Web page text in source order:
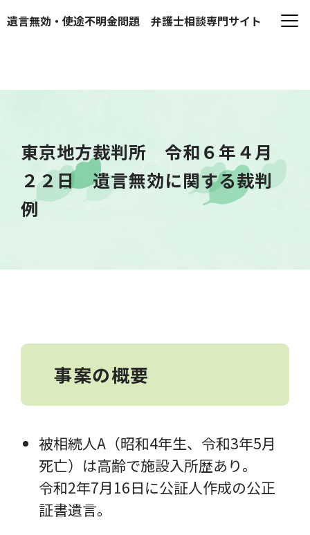
遺言無効・使途不明金問題 弁護士相談専門サイト
東京地方裁判所 令和６年４月
２２日 遺言無効に関する裁判
例
事案の概要
被相続人A（昭和4年生、令和3年5月
死亡）は高齢で施設入所歴あり。
令和2年7月16日に公証人作成の公正
証書遺言。